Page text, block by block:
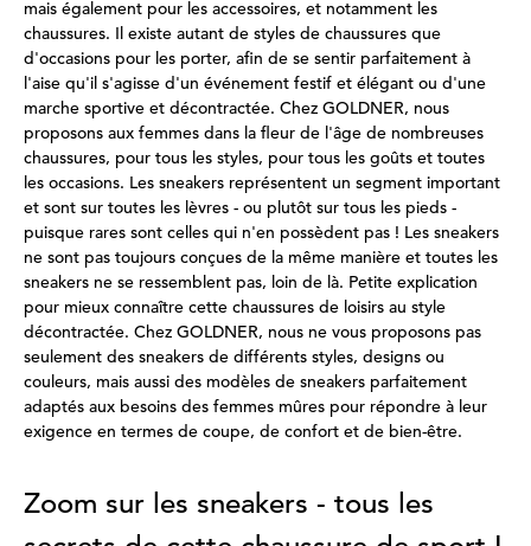
mais également pour les accessoires, et notamment les
chaussures. Il existe autant de styles de chaussures que
d'occasions pour les porter, afin de se sentir parfaitement à
l'aise qu'il s'agisse d'un événement festif et élégant ou d'une
marche sportive et décontractée. Chez GOLDNER, nous
proposons aux femmes dans la fleur de l'âge de nombreuses
chaussures, pour tous les styles, pour tous les goûts et toutes
les occasions. Les sneakers représentent un segment important
et sont sur toutes les lèvres - ou plutôt sur tous les pieds -
puisque rares sont celles qui n'en possèdent pas ! Les sneakers
ne sont pas toujours conçues de la même manière et toutes les
sneakers ne se ressemblent pas, loin de là. Petite explication
pour mieux connaître cette chaussures de loisirs au style
décontractée. Chez GOLDNER, nous ne vous proposons pas
seulement des sneakers de différents styles, designs ou
couleurs, mais aussi des modèles de sneakers parfaitement
adaptés aux besoins des femmes mûres pour répondre à leur
exigence en termes de coupe, de confort et de bien-être.
Zoom sur les sneakers - tous les